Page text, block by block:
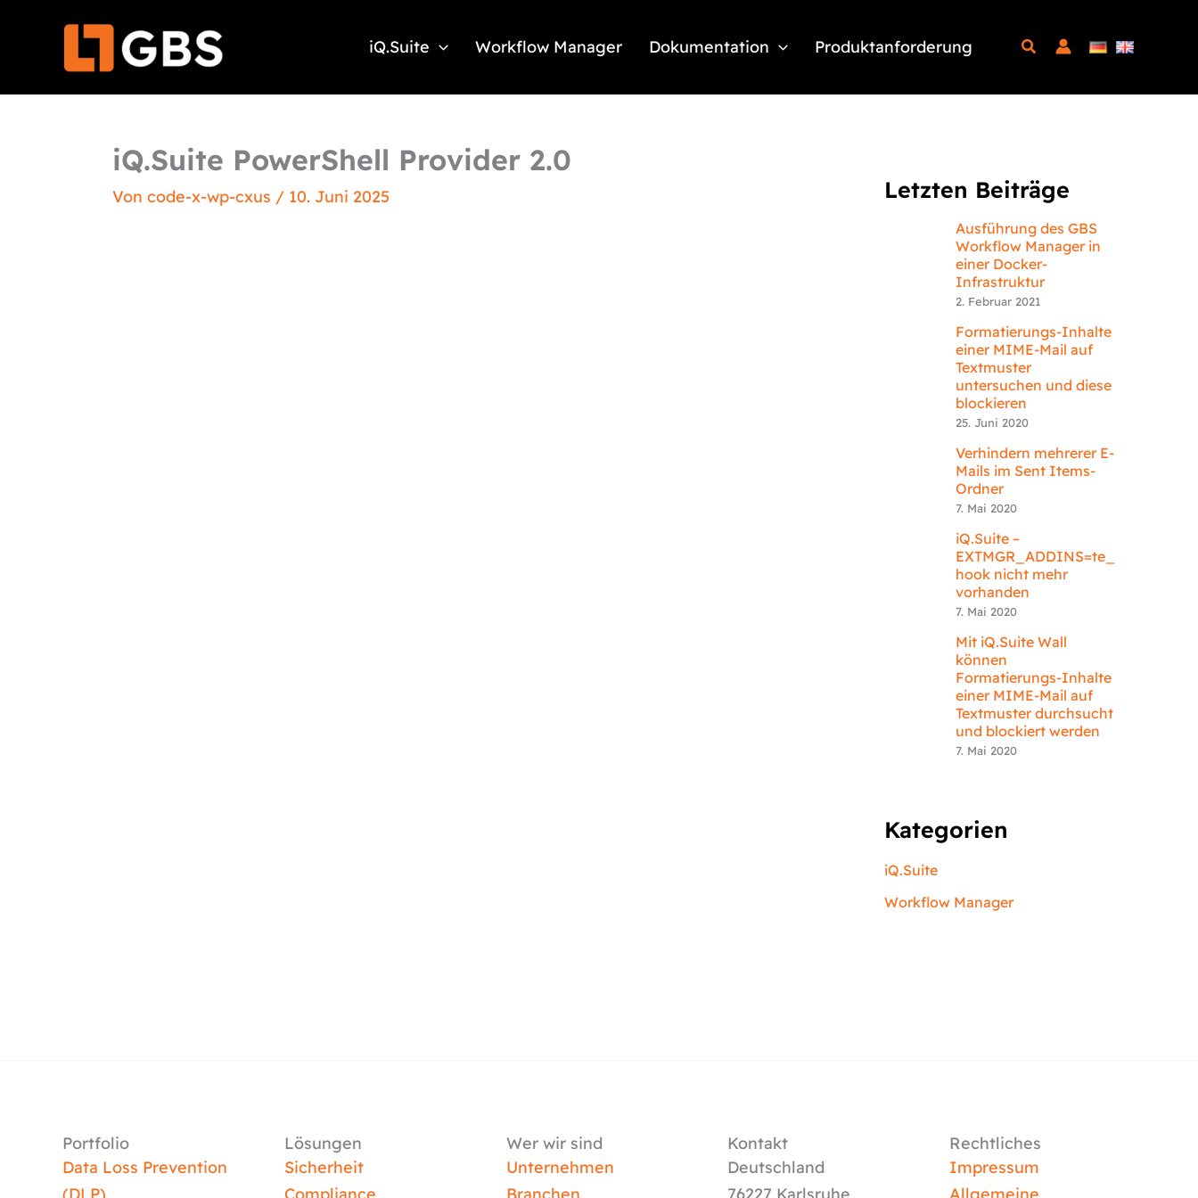
springen
iQ.Suite Workflow Manager Dokumentation Produktanforderung
iQ.Suite PowerShell Provider 2.0
Von code-x-wp-cxus / 10. Juni 2025 Letzten Beiträge
Ausführung des GBS
Workflow Manager in
einer Docker-
Infrastruktur
2. Februar 2021
Formatierungs-Inhalte
einer MIME-Mail auf
Textmuster
untersuchen und diese
blockieren
25. Juni 2020
Verhindern mehrerer E-
Mails im Sent Items-
Ordner
7. Mai 2020
iQ.Suite –
EXTMGR_ADDINS=te_
hook nicht mehr
vorhanden
7. Mai 2020
Mit iQ.Suite Wall
können
Formatierungs-Inhalte
einer MIME-Mail auf
Textmuster durchsucht
und blockiert werden
7. Mai 2020
Kategorien
iQ.Suite
Workflow Manager
Portfolio
Data Loss Prevention
Lösungen
Sicherheit
Wer wir sind
Unternehmen
Kontakt
Deutschland
Rechtliches
Impressum